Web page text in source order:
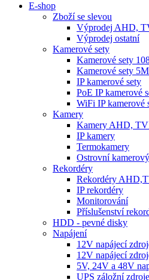
E-shop
Zboží se slevou
Výprodej AHD,
Výprodej ostatní
Kamerové sety
Kamerové sety
Kamerové sety
IP kamerové sety
PoE IP kamerové
WiFi IP kamerové
Kamery
Kamery AHD,
IP kamery
Termokamery
Ostrovní
Rekordéry
Rekordéry
IP rekordéry
Monitorování
Příslušenství
HDD - pevné disky
Napájení
12V napájecí
12V napájecí
5V, 24V a 48V
UPS záložní zdroje